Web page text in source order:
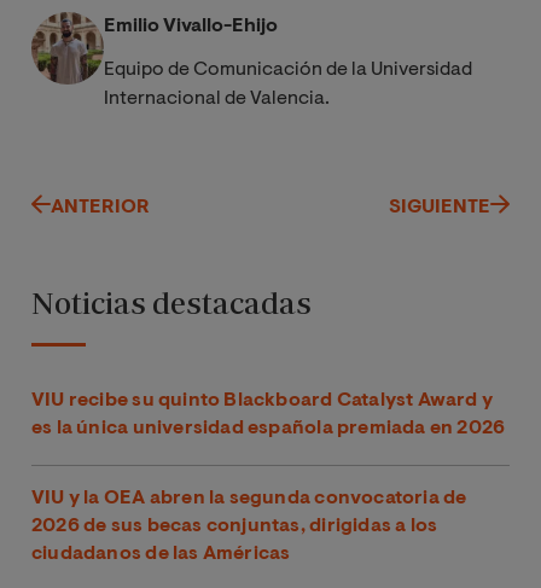
Emilio Vivallo-Ehijo
Equipo de Comunicación de la Universidad
Internacional de Valencia.
ANTERIOR SIGUIENTE
Noticias destacadas
VIU recibe su quinto Blackboard Catalyst Award y
es la única universidad española premiada en 2026
VIU y la OEA abren la segunda convocatoria de
2026 de sus becas conjuntas, dirigidas a los
ciudadanos de las Américas